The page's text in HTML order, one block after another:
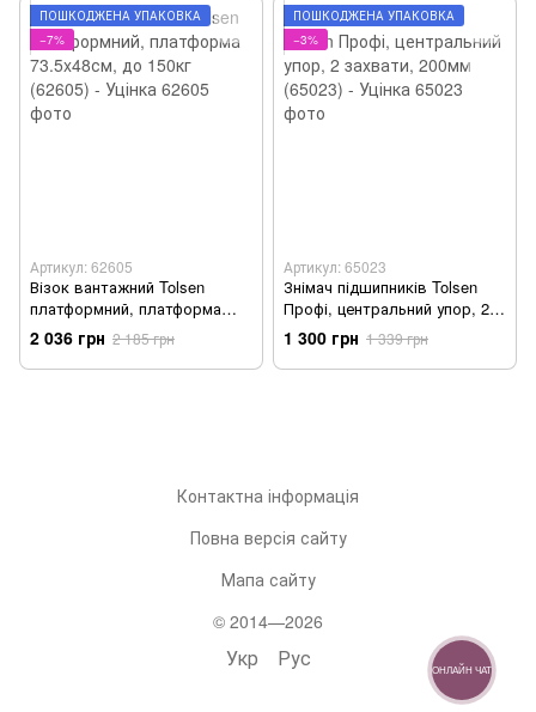
ПОШКОДЖЕНА УПАКОВКА
−7%
Артикул: 62605
Візок вантажний Tolsen
платформний, платформа
73.5x48см, до 150кг (62605) -
Уцінка
2 036 грн 2 185 грн
ПОШКОДЖЕНА УПАКОВКА
−3%
Артикул: 65023
Знімач підшипників Tolsen
Профі, центральний упор, 2
захвати, 200мм (65023) -
Уцінка
1 300 грн 1 339 грн
Контактна інформація
Повна версія сайту
Мапа сайту
© 2014—2026
Укр Рус ОНЛАЙН ЧАТ